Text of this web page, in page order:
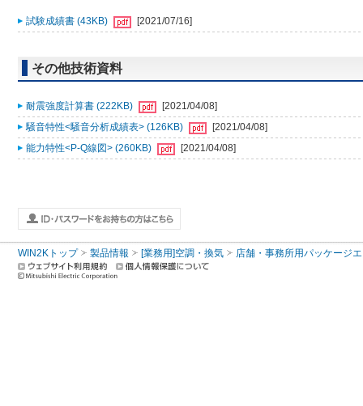
試験成績書 (43KB) [2021/07/16]
その他技術資料
耐震強度計算書 (222KB)
[2021/04/08]
騒音特性<騒音分析成績表> (126KB)
[2021/04/08]
能力特性<P-Q線図> (260KB)
[2021/04/08]
WIN2Kトップ 製品情報 [業務用]空調・換気 店舗・事務所用パッケージ